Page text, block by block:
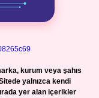
kurum veya şahıs
yalnızca kendi
yer alan içerikler